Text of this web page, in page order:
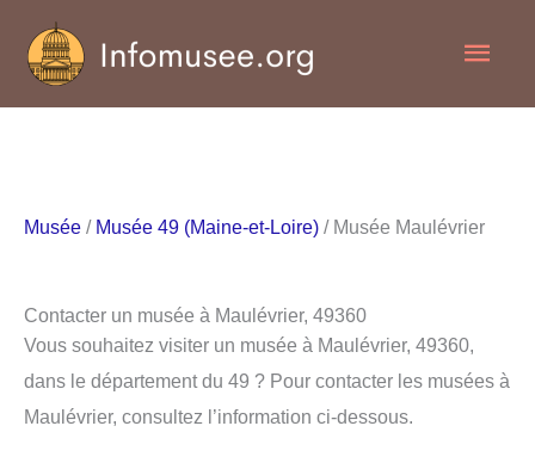
contenu
Musée / Musée 49 (Maine-et-Loire) / Musée Maulévrier
Contacter un musée à Maulévrier, 49360
Vous souhaitez visiter un musée à Maulévrier, 49360,
dans le département du 49 ? Pour contacter les musées à
Maulévrier, consultez l’information ci-dessous.